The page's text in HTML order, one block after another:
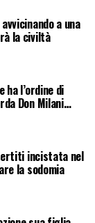
a una
la civiltà
ha l’ordine di
Don Milani…
incistata nel
la sodomia